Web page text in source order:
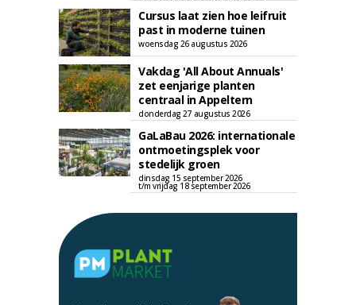
Cursus laat zien hoe leifruit
past in moderne tuinen
woensdag 26 augustus 2026
Vakdag 'All About Annuals'
zet eenjarige planten
centraal in Appeltern
donderdag 27 augustus 2026
GaLaBau 2026: internationale
ontmoetingsplek voor
stedelijk groen
dinsdag 15 september 2026
t/m vrijdag 18 september 2026